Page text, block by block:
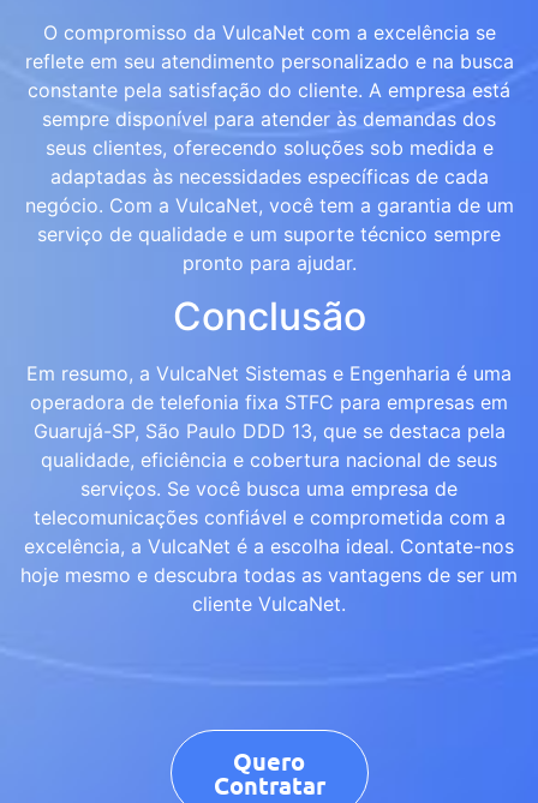
O compromisso da VulcaNet com a excelência se
reflete em seu atendimento personalizado e na busca
constante pela satisfação do cliente. A empresa está
sempre disponível para atender às demandas dos
seus clientes, oferecendo soluções sob medida e
adaptadas às necessidades específicas de cada
negócio. Com a VulcaNet, você tem a garantia de um
serviço de qualidade e um suporte técnico sempre
pronto para ajudar.
Conclusão
Em resumo, a VulcaNet Sistemas e Engenharia é uma
operadora de telefonia fixa STFC para empresas em
Guarujá-SP, São Paulo DDD 13, que se destaca pela
qualidade, eficiência e cobertura nacional de seus
serviços. Se você busca uma empresa de
telecomunicações confiável e comprometida com a
excelência, a VulcaNet é a escolha ideal. Contate-nos
hoje mesmo e descubra todas as vantagens de ser um
cliente VulcaNet.
Quero
Contratar